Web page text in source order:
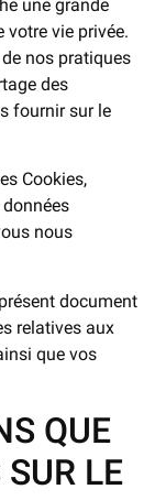
une grande
votre vie privée.
nos pratiques
des
fournir sur le
Cookies,
nous
document
relatives aux
que vos
QUE
LE